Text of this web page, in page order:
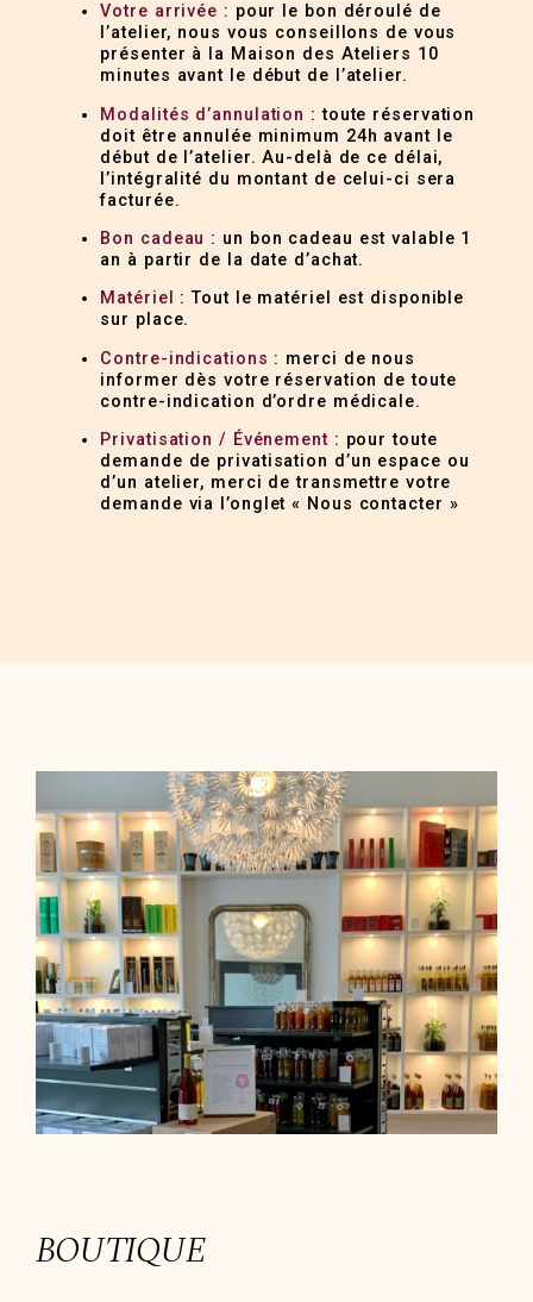
Votre arrivée : pour le bon déroulé de
l’atelier, nous vous conseillons de vous
présenter à la Maison des Ateliers 10
minutes avant le début de l’atelier.
Modalités d’annulation : toute réservation
doit être annulée minimum 24h avant le
début de l’atelier. Au-delà de ce délai,
l’intégralité du montant de celui-ci sera
facturée.
Bon cadeau : un bon cadeau est valable 1
an à partir de la date d’achat.
Matériel : Tout le matériel est disponible
sur place.
Contre-indications : merci de nous
informer dès votre réservation de toute
contre-indication d’ordre médicale.
Privatisation / Événement : pour toute
demande de privatisation d’un espace ou
d’un atelier, merci de transmettre votre
demande via l’onglet « Nous contacter »
BOUTIQUE